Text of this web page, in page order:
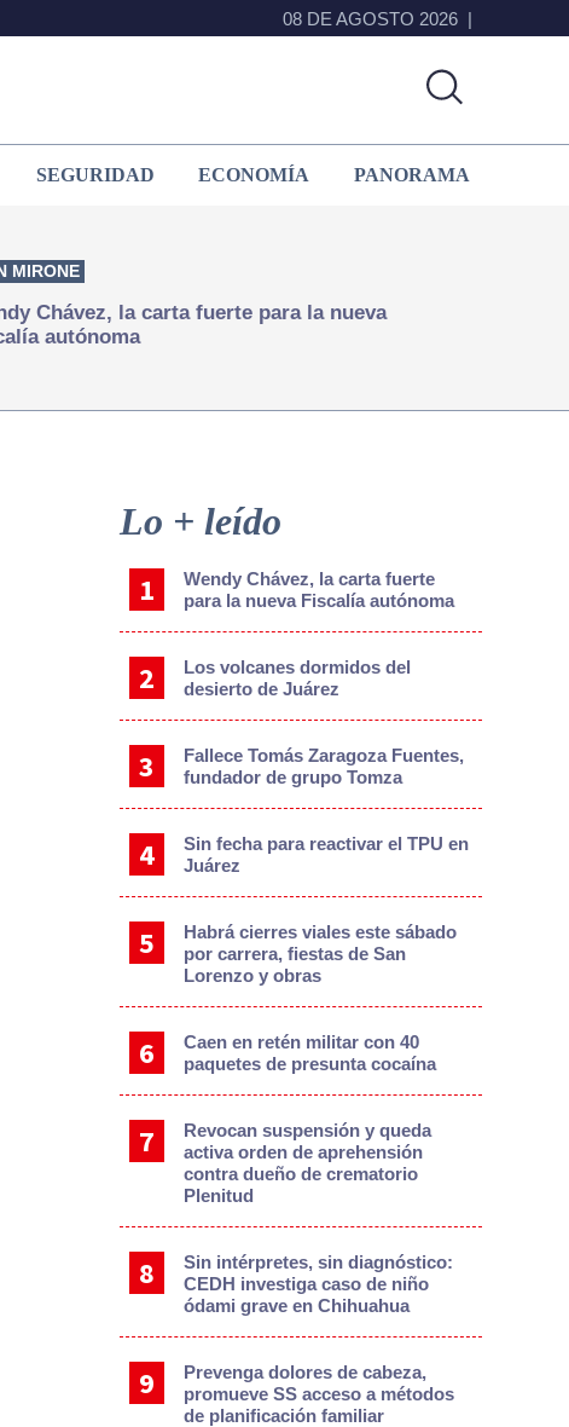
08 DE AGOSTO 2026
SEGURIDAD ECONOMÍA PANORAMA
MIRONE
Chávez, la carta fuerte para la nueva
autónoma
Sidebar
Lo + leído
Wendy Chávez, la carta fuerte
para la nueva Fiscalía autónoma
Los volcanes dormidos del
desierto de Juárez
Fallece Tomás Zaragoza Fuentes,
fundador de grupo Tomza
Sin fecha para reactivar el TPU en
Juárez
Habrá cierres viales este sábado
por carrera, fiestas de San
Lorenzo y obras
Caen en retén militar con 40
paquetes de presunta cocaína
Revocan suspensión y queda
activa orden de aprehensión
contra dueño de crematorio
Plenitud
Sin intérpretes, sin diagnóstico:
CEDH investiga caso de niño
ódami grave en Chihuahua
Prevenga dolores de cabeza,
promueve SS acceso a métodos
de planificación familiar